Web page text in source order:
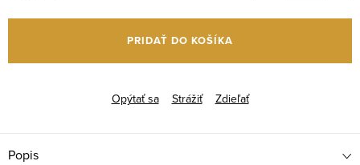
cena:
PRIDAŤ DO KOŠÍKA
Opýtať sa Strážiť Zdieľať
Popis